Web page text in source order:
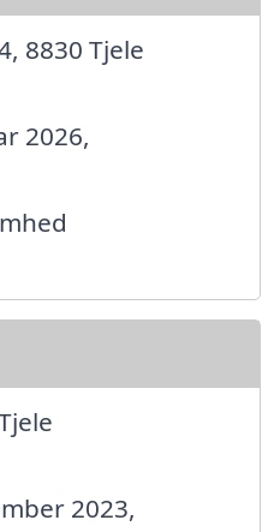
8830 Tjele
2026,
2023,